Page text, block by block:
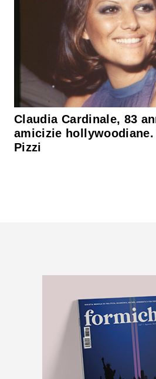
Claudia Cardinale, 83
amicizie
Pizzi